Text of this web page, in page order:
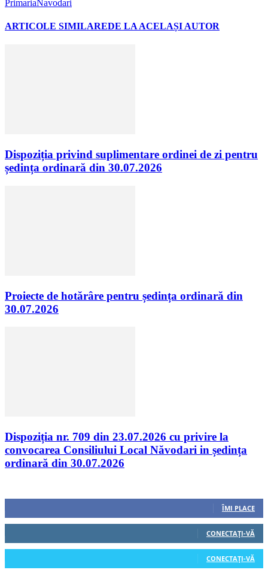
PrimariaNavodari
ARTICOLE SIMILAREDE LA ACELAȘI AUTOR
Dispoziția privind suplimentare ordinei de zi pentru
ședința ordinară din 30.07.2026
Proiecte de hotărâre pentru ședința ordinară din
30.07.2026
Dispoziția nr. 709 din 23.07.2026 cu privire la
convocarea Consiliului Local Năvodari in ședința
ordinară din 30.07.2026
ÎMI PLACE
CONECTAȚI-VĂ
CONECTAȚI-VĂ